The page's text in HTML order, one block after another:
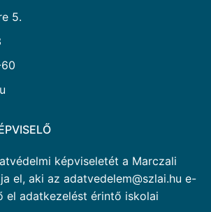
5.
képviseletét a Marczali
el, aki az adatvedelem@szlai.hu e-
el adatkezelést érintő iskolai